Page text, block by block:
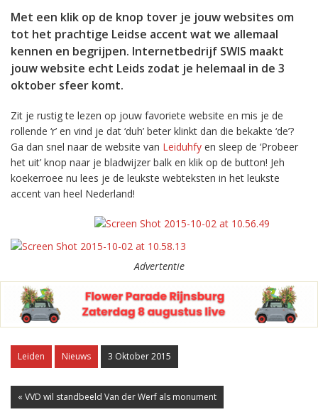
Met een klik op de knop tover je jouw websites om
tot het prachtige Leidse accent wat we allemaal
kennen en begrijpen. Internetbedrijf SWIS maakt
jouw website echt Leids zodat je helemaal in de 3
oktober sfeer komt.
Zit je rustig te lezen op jouw favoriete website en mis je de
rollende ‘r’ en vind je dat ‘duh’ beter klinkt dan die bekakte ‘de’?
Ga dan snel naar de website van Leiduhfy en sleep de ‘Probeer
het uit’ knop naar je bladwijzer balk en klik op de button! Jeh
koekerroee nu lees je de leukste webteksten in het leukste
accent van heel Nederland!
Advertentie
Leiden Nieuws 3 Oktober 2015
« VVD wil standbeeld Van der Werf als monument